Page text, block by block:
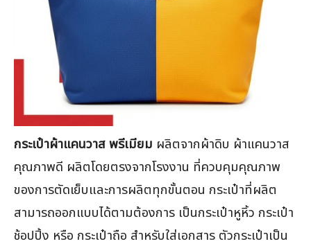
กระเป๋าผ้าแคนวาส พรีเมียม ผลิตจากผ้าดิบ ผ้าแคนวาส
คุณภาพดี ผลิตโดยตรงจากโรงงาน ที่ควบคุมคุณภาพ
ของการตัดเย็บและการผลิตทุกขั้นตอน กระเป๋าที่ผลิต
สามารถออกแบบได้ตามต้องการ เป็นกระเป๋าหูหิ้ว กระเป๋า
ช้อปปิ้ง หรือ กระเป๋าถือ สำหรับใส่เอกสาร ตัวกระเป๋าเป็น